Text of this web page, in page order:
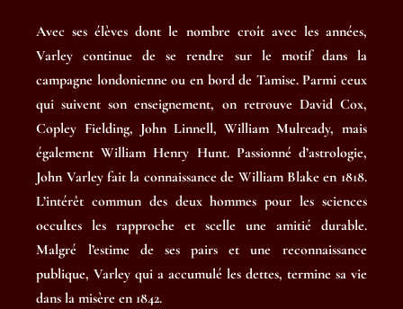
Avec ses élèves dont le nombre croît avec les années,
Varley continue de se rendre sur le motif dans la
campagne londonienne ou en bord de Tamise. Parmi ceux
qui suivent son enseignement, on retrouve David Cox,
Copley Fielding, John Linnell, William Mulready, mais
également William Henry Hunt. Passionné d’astrologie,
John Varley fait la connaissance de William Blake en 1818.
L’intérêt commun des deux hommes pour les sciences
occultes les rapproche et scelle une amitié durable.
Malgré l’estime de ses pairs et une reconnaissance
publique, Varley qui a accumulé les dettes, termine sa vie
dans la misère en 1842.